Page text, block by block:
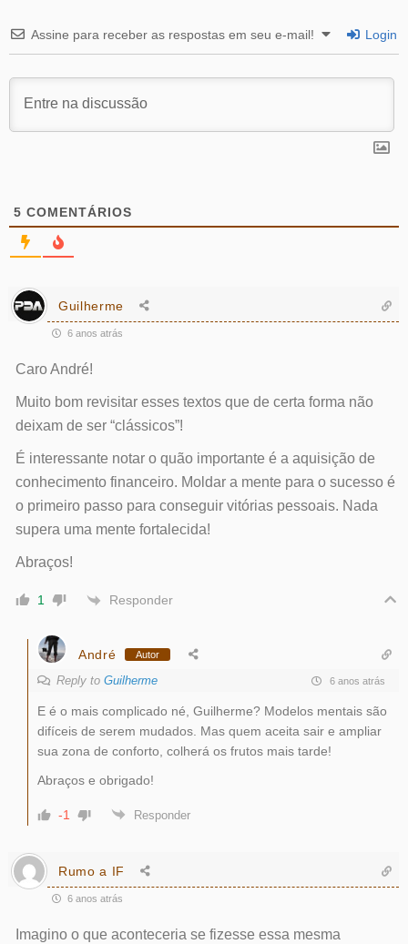
Assine para receber as respostas em seu e-mail! Login
5 COMENTÁRIOS
Guilherme
6 anos atrás
Caro André!
Muito bom revisitar esses textos que de certa forma não
deixam de ser “clássicos”!
É interessante notar o quão importante é a aquisição de
conhecimento financeiro. Moldar a mente para o sucesso é
o primeiro passo para conseguir vitórias pessoais. Nada
supera uma mente fortalecida!
Abraços!
1 Responder
André Autor
Reply to Guilherme 6 anos atrás
E é o mais complicado né, Guilherme? Modelos mentais são
difíceis de serem mudados. Mas quem aceita sair e ampliar
sua zona de conforto, colherá os frutos mais tarde!
Abraços e obrigado!
-1 Responder
Rumo a IF
6 anos atrás
Imagino o que aconteceria se fizesse essa mesma